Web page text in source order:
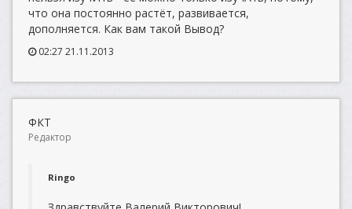
что она постоянно растёт, развивается,
дополняется. Как вам такой Вывод?
02:27 21.11.2013
ФКТ
Редактор
Ringo